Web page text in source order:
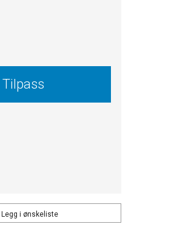
Tilpass
Legg i ønskeliste